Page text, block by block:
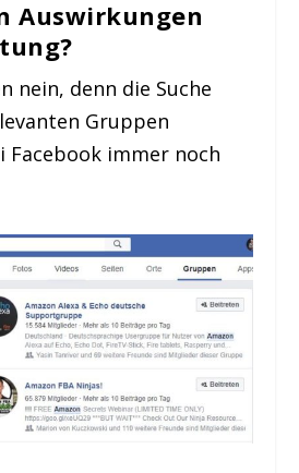
Auswirkungen
nein, denn die Suche
Gruppen
immer noch